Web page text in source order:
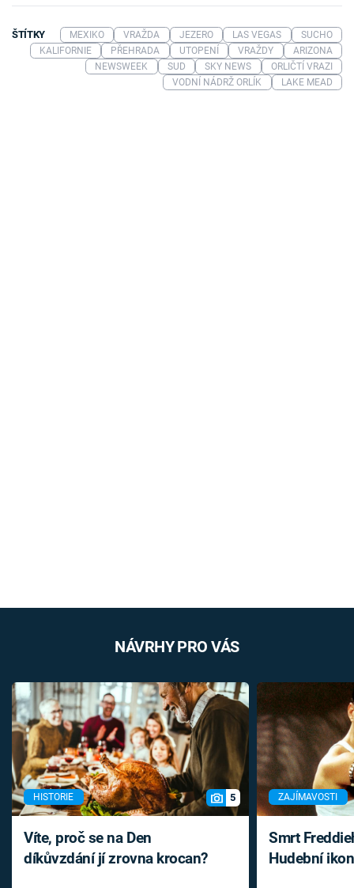
ŠTÍTKY MEXIKO VRAŽDA JEZERO LAS VEGAS
SUCHO
KALIFORNIE
PŘEHRADA UTOPENÍ VRAŽDY
ARIZONA
NEWSWEEK
SUD SKY NEWS
ORLIČTÍ VRAZI
VODNÍ NÁDRŽ ORLÍK
LAKE MEAD
NÁVRHY PRO VÁS
HISTORIE 5
Víte, proč se na Den
díkůvzdání jí zrovna krocan?
ZAJÍMAVOSTI
Smrt
Hudební